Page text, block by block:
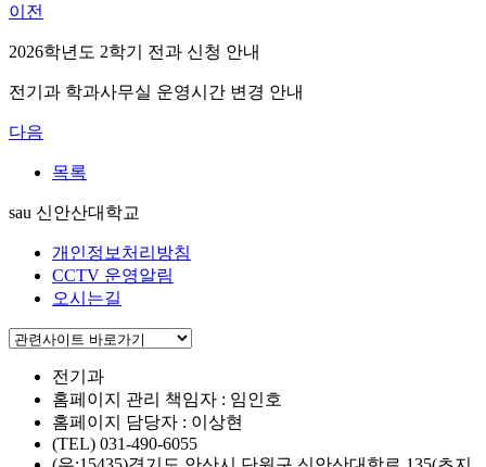
이전
2026학년도 2학기 전과 신청 안내
전기과 학과사무실 운영시간 변경 안내
다음
목록
sau 신안산대학교
개인정보처리방침
CCTV 운영알림
오시는길
전기과
홈페이지 관리 책임자 : 임인호
홈페이지 담당자 : 이상현
(TEL) 031-490-6055